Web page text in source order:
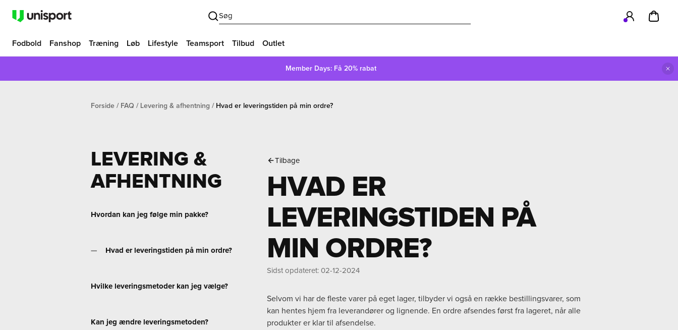
Søg
Fodbold Fanshop Træning Løb Lifestyle Teamsport Tilbud Outlet
Member Days: Få 20% rabat
Forside FAQ Levering & afhentning Hvad er leveringstiden på min ordre?
Tilbage
HVAD ER
LEVERINGSTIDEN PÅ
MIN ORDRE?
Sidst opdateret:02-12-2024
Selvom vi har de fleste varer på eget lager, tilbyder vi også en række bestillingsvarer, som
kan hentes hjem fra leverandører og lignende. En ordre afsendes først fra lageret, når alle
produkter er klar til afsendelse.
LEVERING &
AFHENTNING
Hvordan kan jeg følge min pakke?
Hvad er leveringstiden på min ordre?
Hvilke leveringsmetoder kan jeg vælge?
Kan jeg ændre leveringsmetoden?